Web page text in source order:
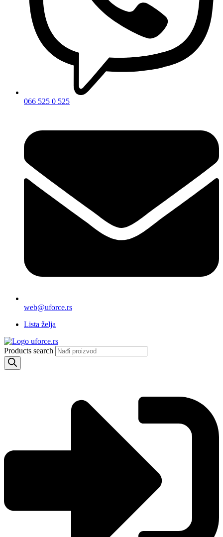
066 525 0 525
web@uforce.rs
Lista želja
Products search